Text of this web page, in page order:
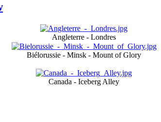
Angleterre - Londres
Biélorussie - Minsk - Mount of Glory
Canada - Iceberg Alley